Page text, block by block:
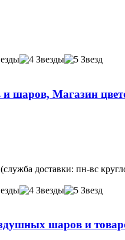
и шаров, Магазин
доставки: пн-вс
шаров и